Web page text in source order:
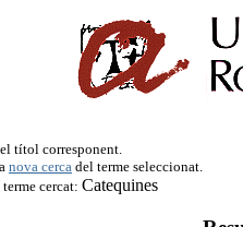
títol corresponent.
nova cerca del terme seleccionat.
cercat: Catequines